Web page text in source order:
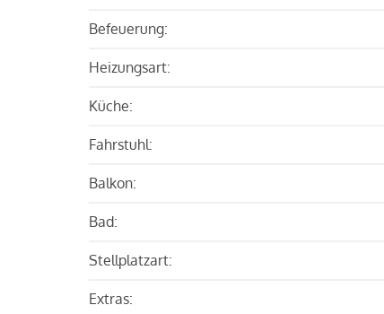
Befeuerung:
Heizungsart:
Küche:
Fahrstuhl:
Balkon:
Bad:
Stellplatzart:
Extras: